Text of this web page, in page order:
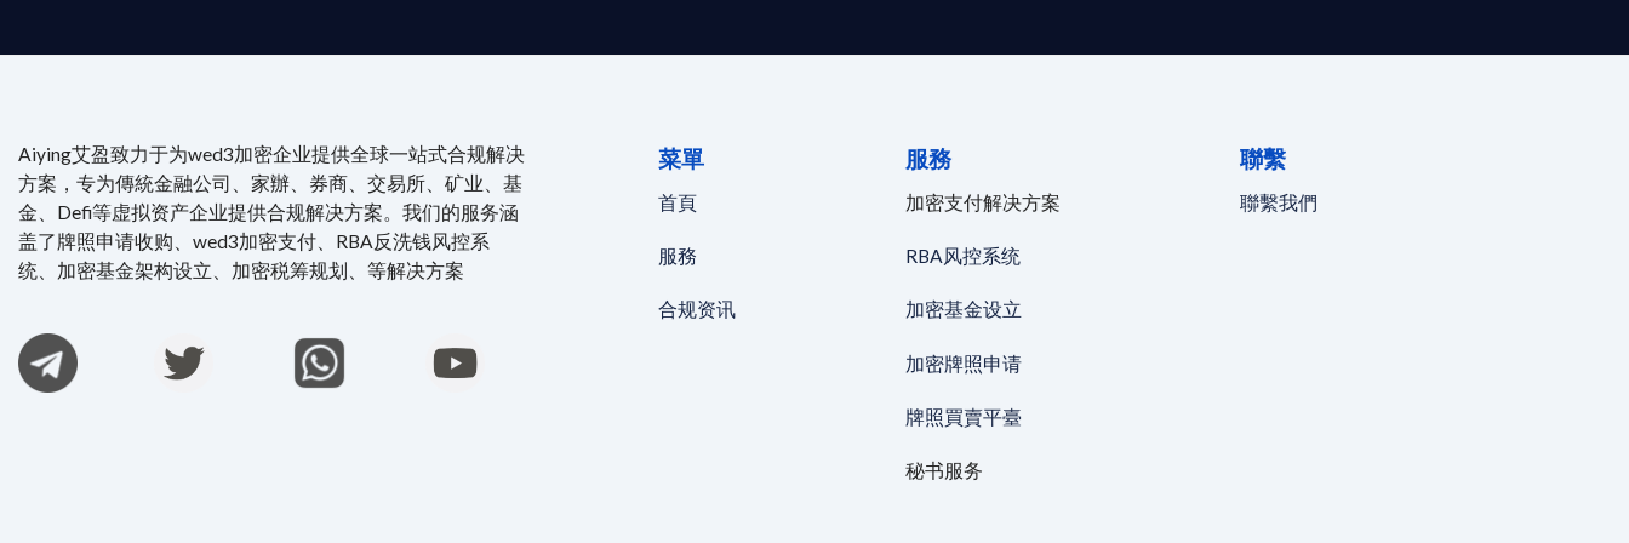
Aiying艾盈致力于为wed3加密企业提供全球一站式合规解决
方案，专为傳統金融公司、家辦、券商、交易所、矿业、基
金、Defi等虚拟资产企业提供合规解决方案。我们的服务涵
盖了牌照申请收购、wed3加密支付、RBA反洗钱风控系
统、加密基金架构设立、加密税筹规划、等解决方案
菜單
首頁
服務
合规资讯
服務
加密支付解决方案
RBA风控系统
加密基金设立
加密牌照申请
牌照買賣平臺
秘书服务
聯繫
聯繫我們